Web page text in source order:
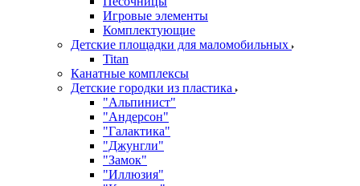
Игровые элементы
Комплектующие
Детские площадки для маломобильных
Titan
Канатные комплексы
Детские городки из пластика
"Альпинист"
"Андерсон"
"Галактика"
"Джунгли"
"Замок"
"Иллюзия"